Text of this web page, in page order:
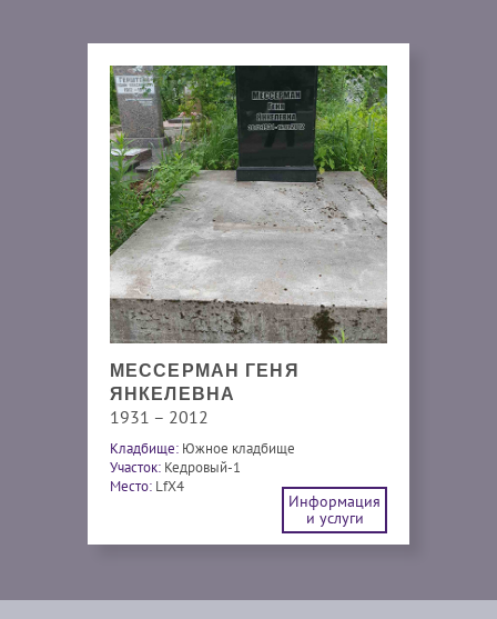
МЕССЕРМАН ГЕНЯ
ЯНКЕЛЕВНА
1931 – 2012
Кладбище: Южное кладбище
Участок: Кедровый-1
Место: LfX4
Информация
и услуги